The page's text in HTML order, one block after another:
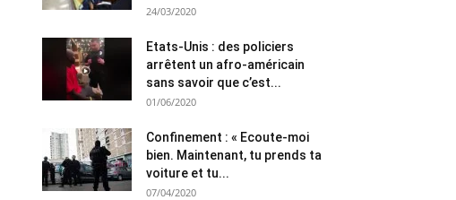
24/03/2020
Etats-Unis : des policiers
arrêtent un afro-américain
sans savoir que c’est...
01/06/2020
Confinement : « Ecoute-moi
bien. Maintenant, tu prends ta
voiture et tu...
07/04/2020